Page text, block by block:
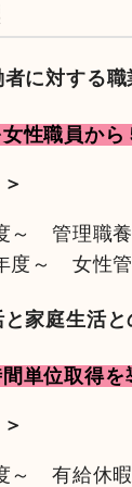
に対する職
性職員から
～ 管理職養
度～ 女性
家庭生活と
単位取得を
～ 有給休